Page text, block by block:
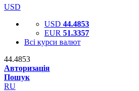
USD
USD 44.4853
EUR 51.3357
Всі курси валют
44.4853
Авторизація
Пошук
RU